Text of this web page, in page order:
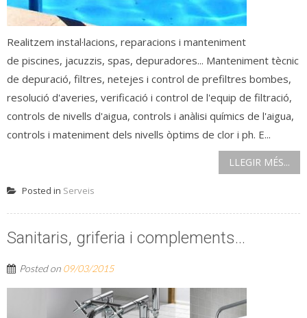
Realitzem instal·lacions, reparacions i manteniment
de piscines, jacuzzis, spas, depuradores... Manteniment tècnic
de depuració, filtres, netejes i control de prefiltres bombes,
resolució d'averies, verificació i control de l'equip de filtració,
controls de nivells d'aigua, controls i anàlisi químics de l'aigua,
controls i mateniment dels nivells òptims de clor i ph. E...
LLEGIR MÉS...
Posted in Serveis
Sanitaris, griferia i complements…
Posted on 09/03/2015